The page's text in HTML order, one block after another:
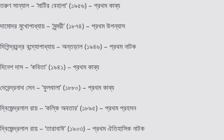
তরুণ সান্যাল – ‘মাটির বেহালা’ (১৯৫৬) – প্রথম কাব্য
দামোদর মুখোপাধ্যায় – ‘মৃন্ময়ী’ (১৮৭৪) – প্রথম উপন্যাস
দিগিন্দ্রচন্দ্র বন্দ্যোপাধ্যায় – অন্তড়াল (১৯৪৬) – প্রথম নাটক
দিনেশ দাস – ‘কবিতা’ (১৯৪১) – প্রথম কাব্য
দেবেন্দ্রনাথ সেন – ‘ফুলবালা’ (১৮৮০) – প্রথম কাব্য
দ্বিজেন্দ্রলাল রায় – ‘কল্কি অবতার’ (১৮৯৫) – প্রথম প্রহসন
দ্বিজেন্দ্রলাল রায় – ‘তারাবাঈ’ (১৯০৩) – প্রথম ঐতিহাসিক নাটক